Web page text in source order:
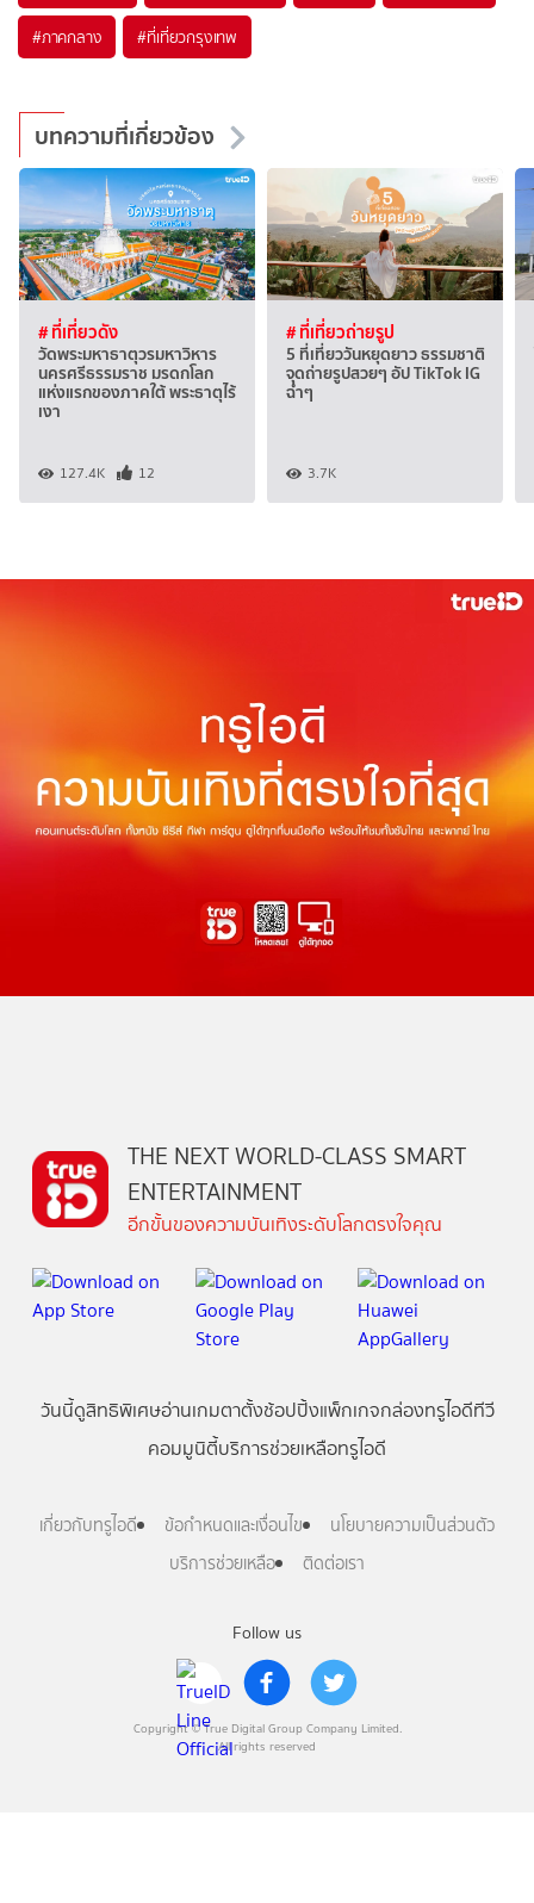
#ภาคกลาง #ที่เที่ยวกรุงเทพ
บทความที่เกี่ยวข้อง
# ที่เที่ยวดัง
วัดพระมหาธาตุวรมหาวิหาร
นครศรีธรรมราช มรดกโลก
แห่งแรกของภาคใต้ พระธาตุไร้
เงา
127.4K 12
# ที่เที่ยวถ่ายรูป
5 ที่เที่ยววันหยุดยาว ธรรมชาติ
จุดถ่ายรูปสวยๆ อัป TikTok IG
ฉ่ำๆ
3.7K
Follow us
Copyright © True Digital Group Company Limited.
All rights reserved
THE NEXT WORLD-CLASS SMART
ENTERTAINMENT
อีกขั้นของความบันเทิงระดับโลกตรงใจคุณ
วันนี้ดูสิทธิพิเศษอ่านเกมตาตั้งช้อปปิ้งแพ็กเกจกล่องทรูไอดีทีวี
คอมมูนิตี้บริการช่วยเหลือทรูไอดี
เกี่ยวกับทรูไอดี ข้อกำหนดและเงื่อนไข
นโยบายความเป็นส่วนตัว
บริการช่วยเหลือ
ติดต่อเรา